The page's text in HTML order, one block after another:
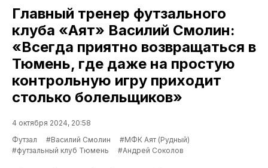
Главный тренер футзального
клуба «Аят» Василий Смолин:
«Всегда приятно возвращаться в
Тюмень, где даже на простую
контрольную игру приходит
столько болельщиков»
4 октября 2024, 20:58
Футзал
#Василий Смолин
#МФК Аят (Рудный)
#футзальный клуб Тюмень
#Андрей Соколов